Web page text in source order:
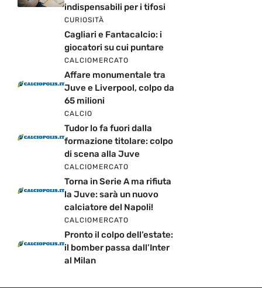
indispensabili per i tifosi
CURIOSITÀ
Cagliari e Fantacalcio: i
giocatori su cui puntare
CALCIOMERCATO
Affare monumentale tra
Juve e Liverpool, colpo da
65 milioni
CALCIO
Tudor lo fa fuori dalla
formazione titolare: colpo
di scena alla Juve
CALCIOMERCATO
Torna in Serie A ma rifiuta
la Juve: sarà un nuovo
calciatore del Napoli!
CALCIOMERCATO
Pronto il colpo dell’estate:
il bomber passa dall’Inter
al Milan